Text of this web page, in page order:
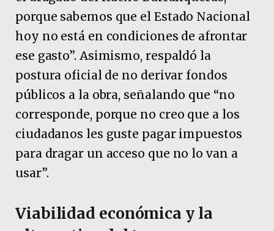
porque sabemos que el Estado Nacional
hoy no está en condiciones de afrontar
ese gasto”. Asimismo, respaldó la
postura oficial de no derivar fondos
públicos a la obra, señalando que “no
corresponde, porque no creo que a los
ciudadanos les guste pagar impuestos
para dragar un acceso que no lo van a
usar”.
Viabilidad económica y la